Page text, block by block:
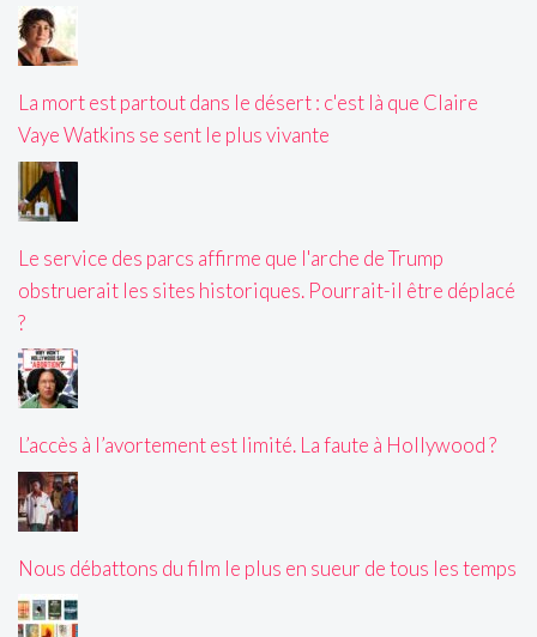
La mort est partout dans le désert : c'est là que Claire
Vaye Watkins se sent le plus vivante
Le service des parcs affirme que l'arche de Trump
obstruerait les sites historiques. Pourrait-il être déplacé
?
L’accès à l’avortement est limité. La faute à Hollywood ?
Nous débattons du film le plus en sueur de tous les temps